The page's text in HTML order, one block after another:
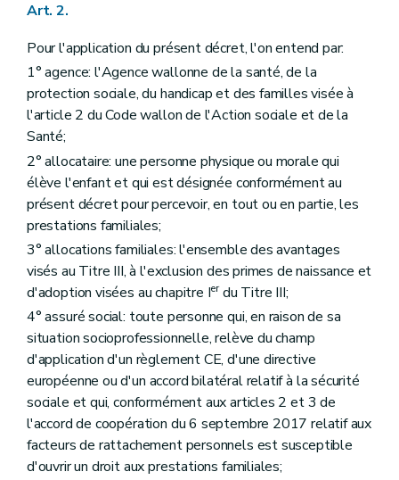
Chapitre II
Généralités
Art. 27
Section 2 Le Comité de gestion
Art. 28
Art. 29
Art. 30
Art. 31
Art. 32
Section 4 Dispositions communes au Comité de gestion et au
Art. 33
Art. 34
Art. 35
Art. 36
Chapitre III La gestion journalière
Art. 37
Art. 38
Art. 39
Art. 40
Art. 41
Chapitre IV Le personnel
Art. 42
Art. 43
Chapitre V Les ressources, budget, comptabilité et comptes
Art. 44
Art. 44
Art. 2.
Pour l'application du présent décret, l'on entend par:
1° agence: l'Agence wallonne de la santé, de la
protection sociale, du handicap et des familles visée à
l'article 2 du Code wallon de l'Action sociale et de la
Santé;
2° allocataire: une personne physique ou morale qui
élève l'enfant et qui est désignée conformément au
présent décret pour percevoir, en tout ou en partie, les
prestations familiales;
3° allocations familiales: l'ensemble des avantages
visés au Titre III, à l'exclusion des primes de naissance et
d'adoption visées au chapitre Ierdu Titre III;
4° assuré social: toute personne qui, en raison de sa
situation socioprofessionnelle, relève du champ
d'application d'un règlement CE, d'une directive
européenne ou d'un accord bilatéral relatif à la sécurité
sociale et qui, conformément aux articles 2 et 3 de
l'accord de coopération du 6 septembre 2017 relatif aux
facteurs de rattachement personnels est susceptible
d'ouvrir un droit aux prestations familiales;